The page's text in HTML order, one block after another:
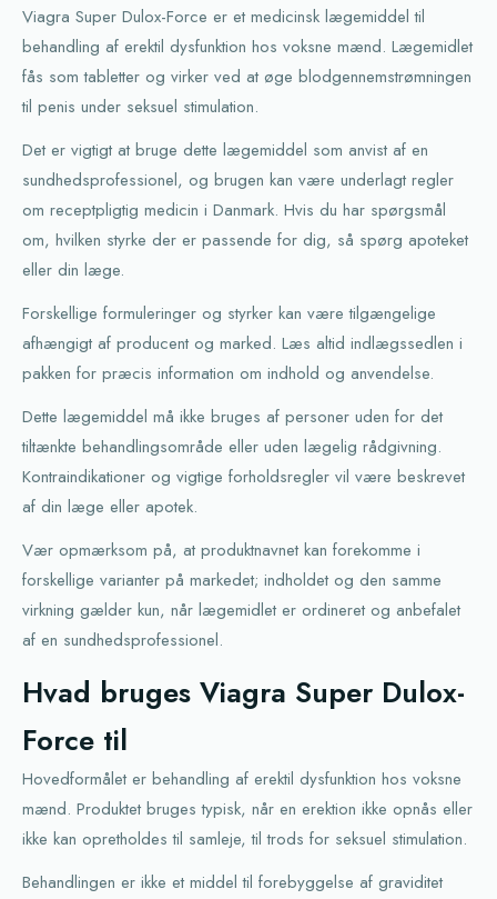
Viagra Super Dulox-Force er et medicinsk lægemiddel til
behandling af erektil dysfunktion hos voksne mænd. Lægemidlet
fås som tabletter og virker ved at øge blodgennemstrømningen
til penis under seksuel stimulation.
Det er vigtigt at bruge dette lægemiddel som anvist af en
sundhedsprofessionel, og brugen kan være underlagt regler
om receptpligtig medicin i Danmark. Hvis du har spørgsmål
om, hvilken styrke der er passende for dig, så spørg apoteket
eller din læge.
Forskellige formuleringer og styrker kan være tilgængelige
afhængigt af producent og marked. Læs altid indlægssedlen i
pakken for præcis information om indhold og anvendelse.
Dette lægemiddel må ikke bruges af personer uden for det
tiltænkte behandlingsområde eller uden lægelig rådgivning.
Kontraindikationer og vigtige forholdsregler vil være beskrevet
af din læge eller apotek.
Vær opmærksom på, at produktnavnet kan forekomme i
forskellige varianter på markedet; indholdet og den samme
virkning gælder kun, når lægemidlet er ordineret og anbefalet
af en sundhedsprofessionel.
Hvad bruges Viagra Super Dulox-
Force til
Hovedformålet er behandling af erektil dysfunktion hos voksne
mænd. Produktet bruges typisk, når en erektion ikke opnås eller
ikke kan opretholdes til samleje, til trods for seksuel stimulation.
Behandlingen er ikke et middel til forebyggelse af graviditet